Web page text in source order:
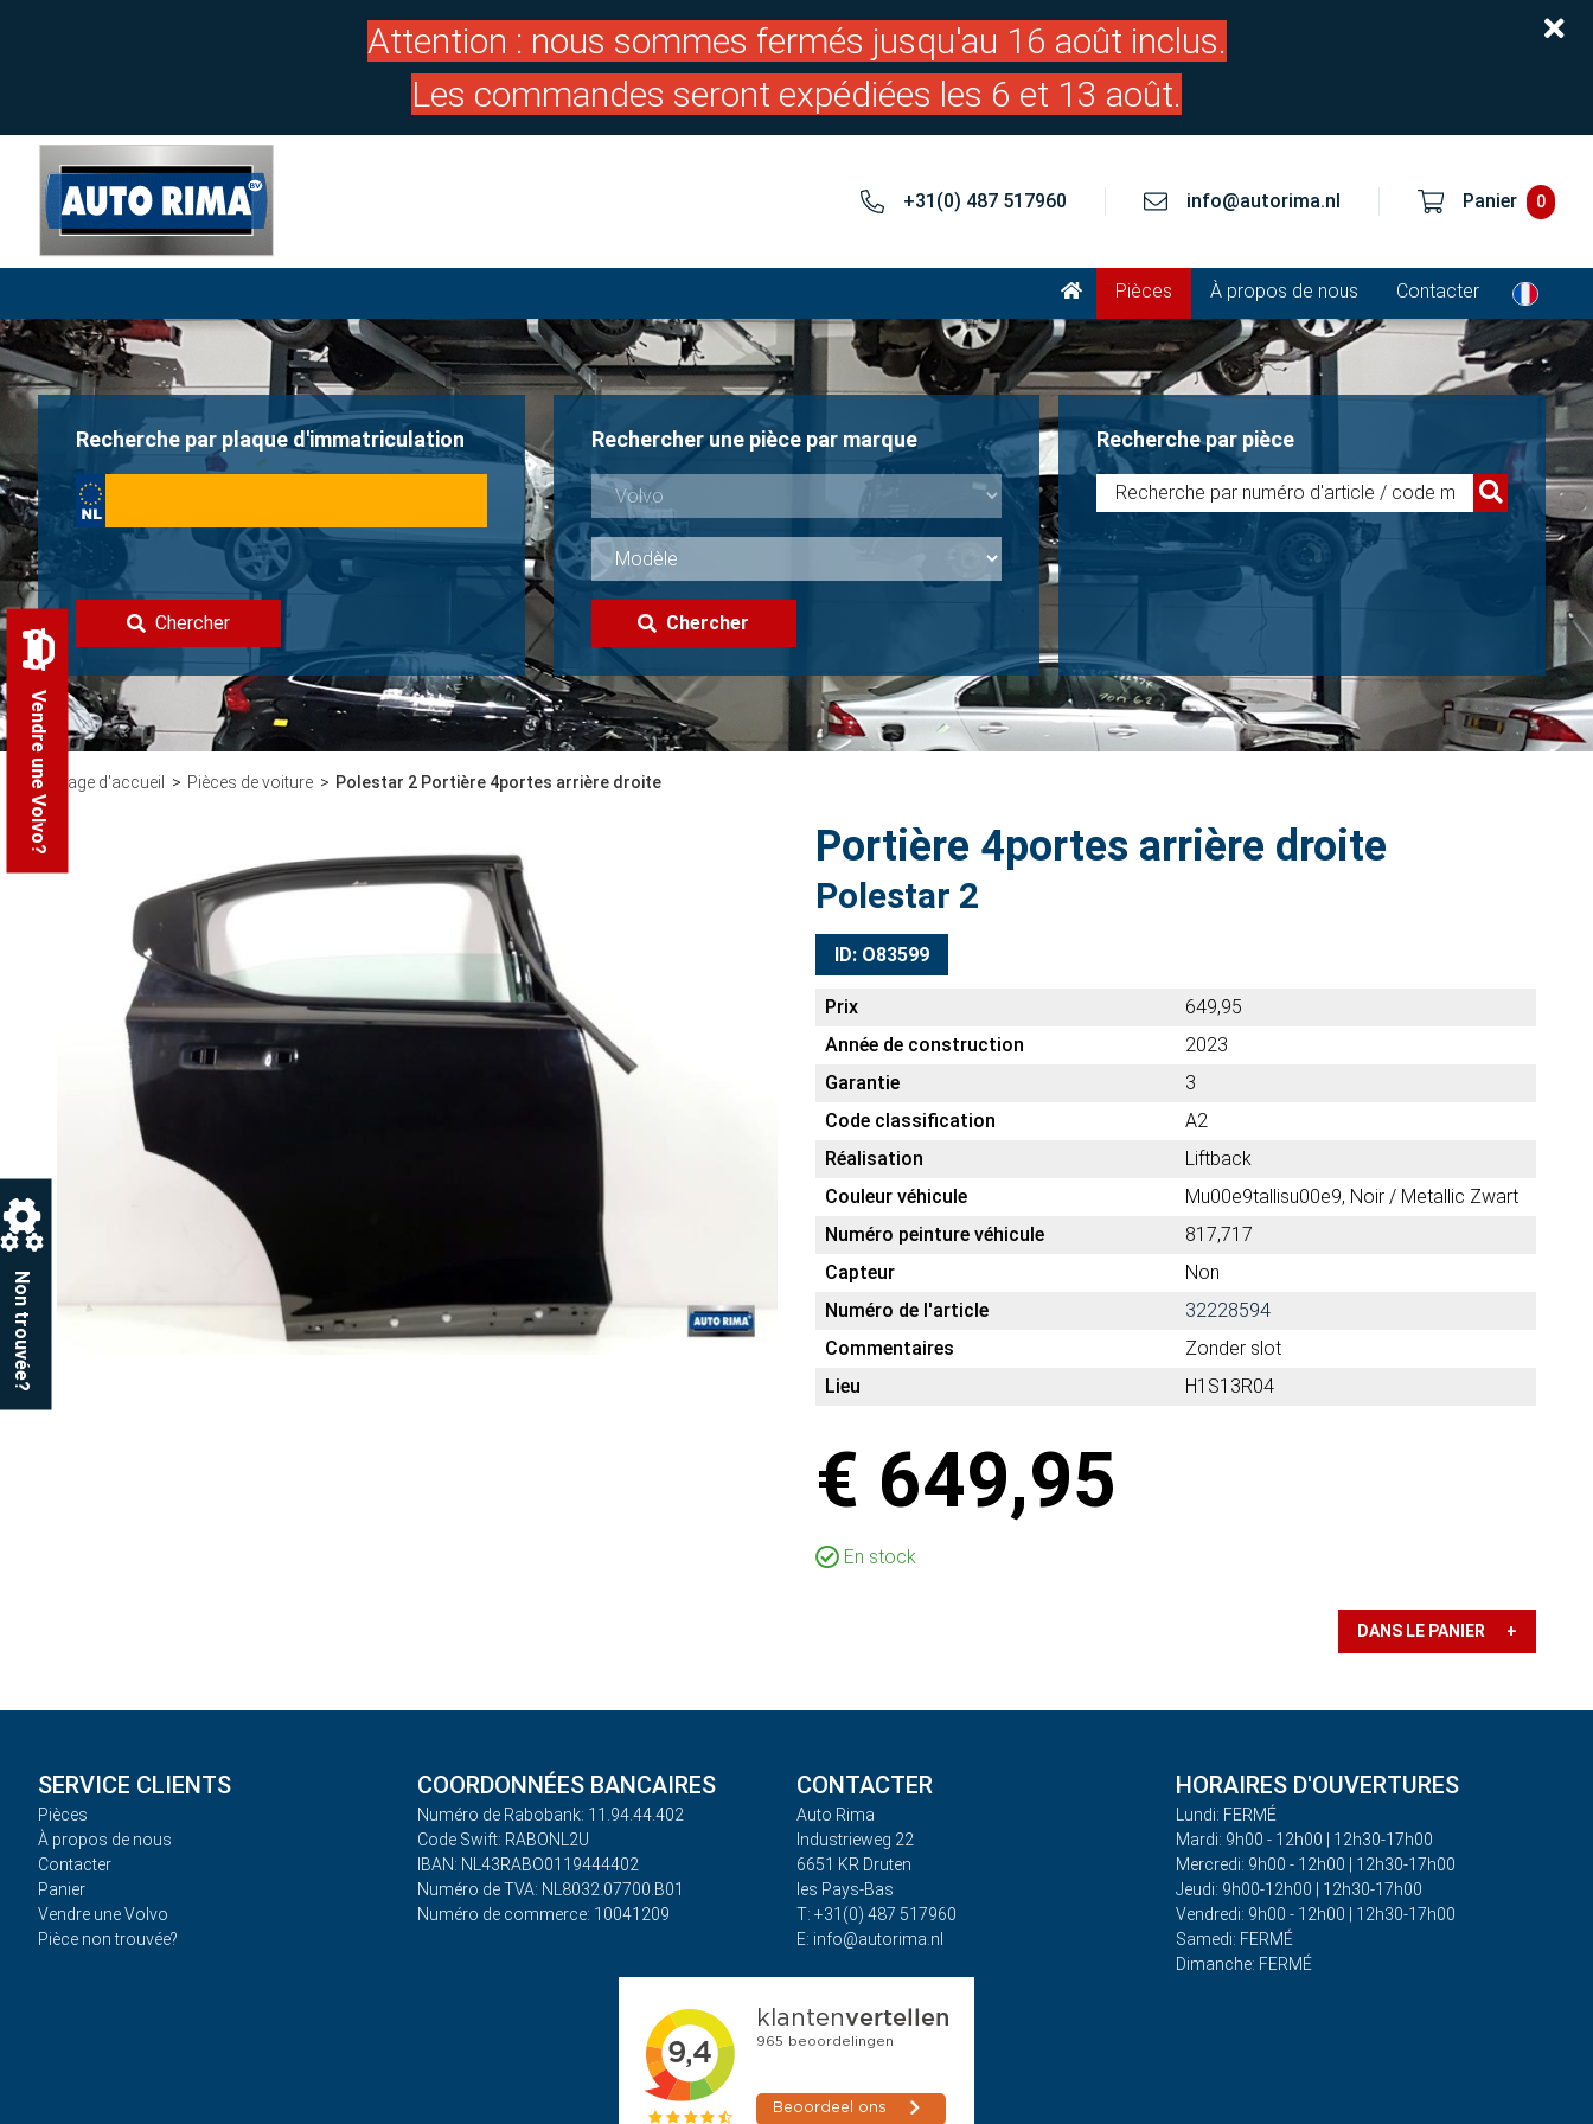
Attention : nous sommes fermés jusqu'au 16 août inclus.
Les commandes seront expédiées les 6 et 13 août.
+31(0) 487 517960 info@autorima.nl Panier 0
Pièces À propos de nous Contacter
Recherche par plaque d'immatriculation
Chercher
Rechercher une pièce par marque
Chercher
Recherche par pièce
Page d'accueil Pièces de voiture Polestar 2 Portière 4portes arrière droite
Portière 4portes arrière droite
Polestar 2
ID: O83599
Prix
649,95
Année de construction
2023
Garantie
3
Code classification
A2
Réalisation
Liftback
Couleur véhicule
Mu00e9tallisu00e9, Noir / Metallic Zwart
Numéro peinture véhicule
817,717
Capteur
Non
Numéro de l'article
32228594
Commentaires
Zonder slot
Lieu
H1S13R04
€ 649,95
En stock
DANS LE PANIER +
SERVICE CLIENTS
Pièces
À propos de nous
Contacter
Panier
Vendre une Volvo
Pièce non trouvée?
COORDONNÉES BANCAIRES
Numéro de Rabobank: 11.94.44.402
Code Swift: RABONL2U
IBAN: NL43RABO0119444402
Numéro de TVA: NL8032.07700.B01
Numéro de commerce: 10041209
CONTACTER
Auto Rima
Industrieweg 22
6651 KR Druten
les Pays-Bas
T: +31(0) 487 517960
E: info@autorima.nl
HORAIRES D'OUVERTURES
Lundi: FERMÉ
Mardi: 9h00 - 12h00 | 12h30-17h00
Mercredi: 9h00 - 12h00 | 12h30-17h00
Jeudi: 9h00-12h00 | 12h30-17h00
Vendredi: 9h00 - 12h00 | 12h30-17h00
Samedi: FERMÉ
Dimanche: FERMÉ
Vendre une Volvo?
Non trouvée?